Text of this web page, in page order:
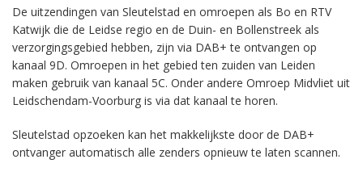
De uitzendingen van Sleutelstad en omroepen als Bo en RTV
Katwijk die de Leidse regio en de Duin- en Bollenstreek als
verzorgingsgebied hebben, zijn via DAB+ te ontvangen op
kanaal 9D. Omroepen in het gebied ten zuiden van Leiden
maken gebruik van kanaal 5C. Onder andere Omroep Midvliet uit
Leidschendam-Voorburg is via dat kanaal te horen.
Sleutelstad opzoeken kan het makkelijkste door de DAB+
ontvanger automatisch alle zenders opnieuw te laten scannen.